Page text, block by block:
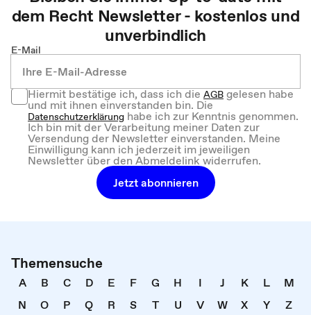
dem Recht Newsletter - kostenlos und
unverbindlich
E-Mail
Hiermit bestätige ich, dass ich dieAGBgelesen habe
und mit ihnen einverstanden bin. Die
Datenschutzerklärung habe ich zur Kenntnis genommen.
Ich bin mit der Verarbeitung meiner Daten zur
Versendung der Newsletter einverstanden. Meine
Einwilligung kann ich jederzeit im jeweiligen
Newsletter über den Abmeldelink widerrufen.
Jetzt abonnieren
Themensuche
A B C D E F G H I J K L
M
N
O P Q R S T U V W X Y
Z